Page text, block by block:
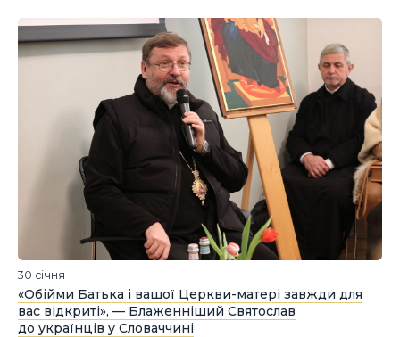
30 січня
«Обійми Батька і вашої Церкви-матері завжди для
вас відкриті», — Блаженніший Святослав
до українців у Словаччині